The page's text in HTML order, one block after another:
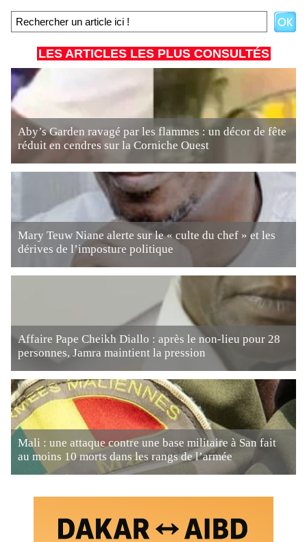
LES ARTICLES LES PLUS CONSULTÉS
Aby’s Garden ravagé par les flammes : un décor de fête
réduit en cendres sur la Corniche Ouest
Mary Teuw Niane alerte sur le « culte du chef » et les
dérives de l’imposture politique
Affaire Pape Cheikh Diallo : après le non-lieu pour 28
personnes, Jamra maintient la pression
Mali : une attaque contre une base militaire à San fait
au moins 10 morts dans les rangs de l’armée